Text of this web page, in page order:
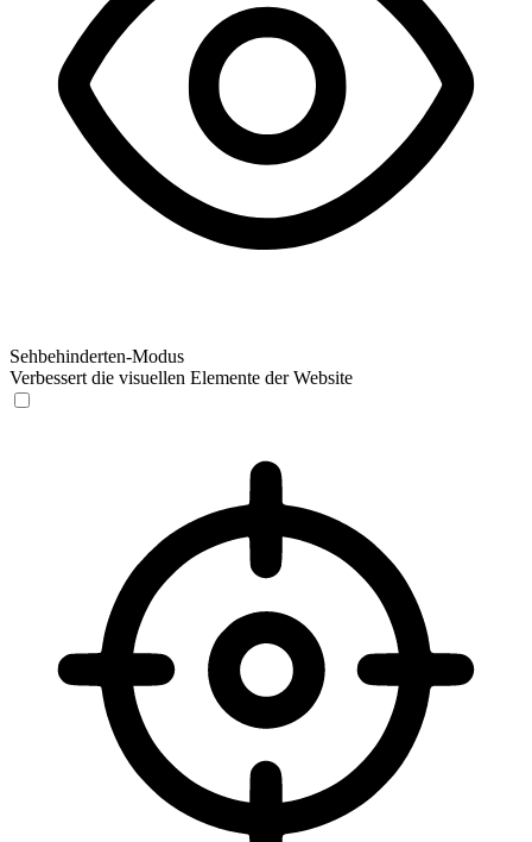
Sehbehinderten-Modus
Verbessert die visuellen Elemente der Website